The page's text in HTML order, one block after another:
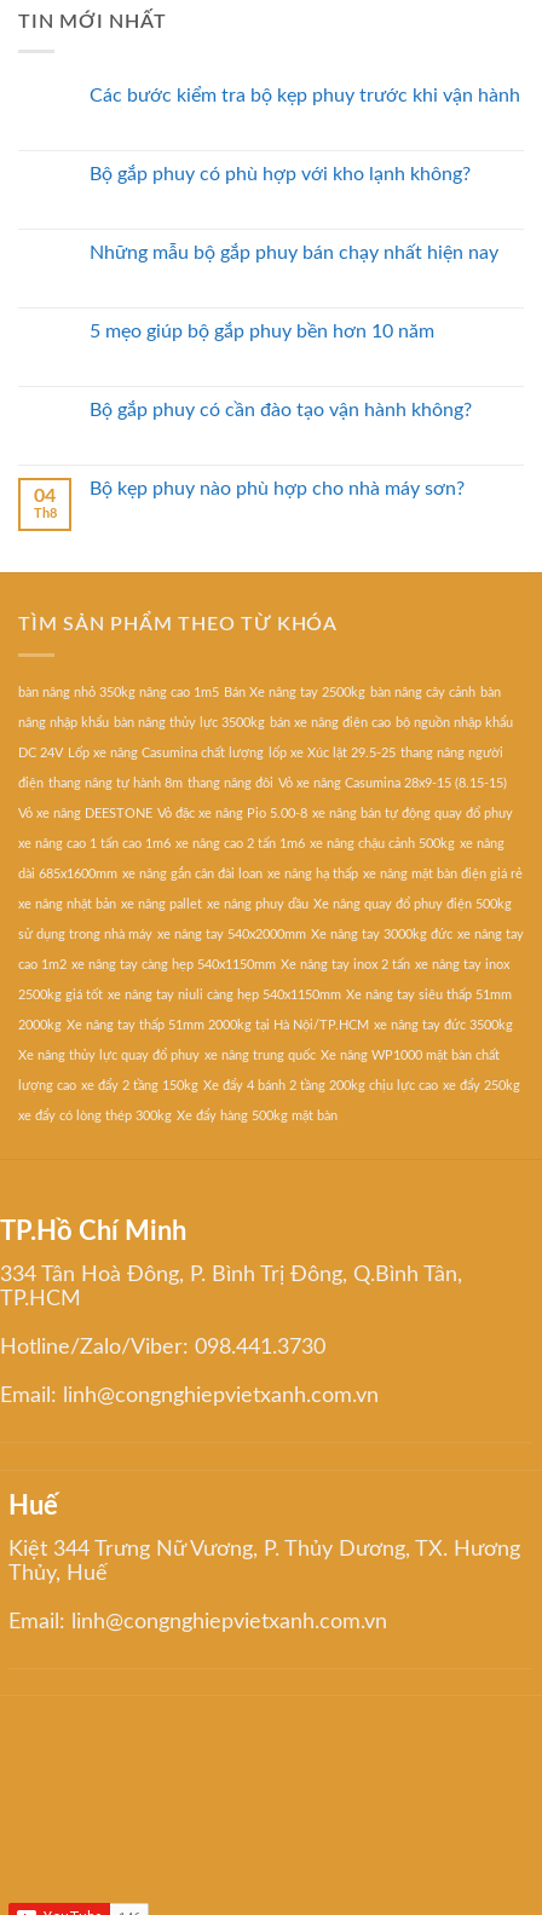
TIN MỚI NHẤT
Các bước kiểm tra bộ kẹp phuy trước khi vận hành
Bộ gắp phuy có phù hợp với kho lạnh không?
Những mẫu bộ gắp phuy bán chạy nhất hiện nay
5 mẹo giúp bộ gắp phuy bền hơn 10 năm
Bộ gắp phuy có cần đào tạo vận hành không?
04
Th8
Bộ kẹp phuy nào phù hợp cho nhà máy sơn?
TÌM SẢN PHẨM THEO TỪ KHÓA
bàn nâng nhỏ 350kg nâng cao 1m5 Bán Xe nâng tay 2500kg bàn nâng cây cảnh bàn
nâng nhập khẩu bàn nâng thủy lực 3500kg bán xe nâng điện cao bộ nguồn nhập khẩu
DC 24V Lốp xe nâng Casumina chất lượng lốp xe Xúc lật 29.5-25 thang nâng người
điện thang nâng tự hành 8m thang nâng đôi Vỏ xe nâng Casumina 28x9-15 (8.15-15)
Vỏ xe nâng DEESTONE Vỏ đặc xe nâng Pio 5.00-8 xe nâng bán tự động quay đổ phuy
xe nâng cao 1 tấn cao 1m6 xe nâng cao 2 tấn 1m6 xe nâng chậu cảnh 500kg xe nâng
dài 685x1600mm xe nâng gắn cân đài loan xe nâng hạ thấp xe nâng mặt bàn điện giá rẻ
xe nâng nhật bản xe nâng pallet xe nâng phuy dầu Xe nâng quay đổ phuy điện 500kg
sử dụng trong nhà máy xe nâng tay 540x2000mm Xe nâng tay 3000kg đức xe nâng tay
cao 1m2 xe nâng tay càng hẹp 540x1150mm Xe nâng tay inox 2 tấn xe nâng tay inox
2500kg giá tốt xe nâng tay niuli càng hẹp 540x1150mm Xe nâng tay siêu thấp 51mm
2000kg Xe nâng tay thấp 51mm 2000kg tại Hà Nội/TP.HCM xe nâng tay đức 3500kg
Xe nâng thủy lực quay đổ phuy xe nâng trung quốc Xe nâng WP1000 mặt bàn chất
lượng cao xe đẩy 2 tầng 150kg Xe đẩy 4 bánh 2 tầng 200kg chịu lực cao xe đẩy 250kg
xe đẩy có lòng thép 300kg Xe đẩy hàng 500kg mặt bàn
TP.Hồ Chí Minh
334 Tân Hoà Đông, P. Bình Trị Đông, Q.Bình Tân,
TP.HCM
Hotline/Zalo/Viber: 098.441.3730
Email: linh@congnghiepvietxanh.com.vn
Huế
Kiệt 344 Trưng Nữ Vương, P. Thủy Dương, TX. Hương
Thủy, Huế
Email: linh@congnghiepvietxanh.com.vn